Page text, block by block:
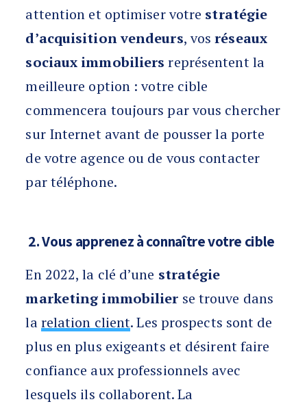
attention et optimiser votre stratégie
d’acquisition vendeurs, vos réseaux
sociaux immobiliers représentent la
meilleure option : votre cible
commencera toujours par vous chercher
sur Internet avant de pousser la porte
de votre agence ou de vous contacter
par téléphone.
2. Vous apprenez à connaître votre cible
En 2022, la clé d’une stratégie
marketing immobilier se trouve dans
larelation client. Les prospects sont de
plus en plus exigeants et désirent faire
confiance aux professionnels avec
lesquels ils collaborent. La